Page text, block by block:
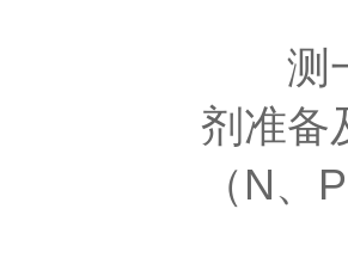
测一
剂准备
（N、